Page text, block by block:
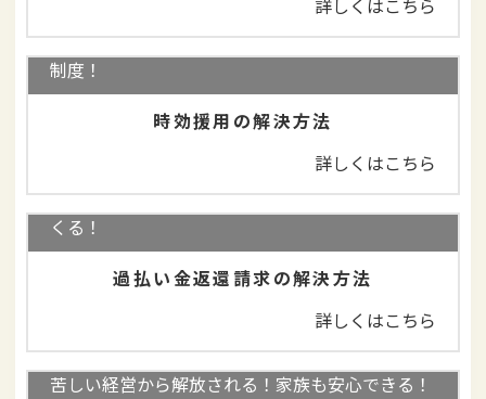
詳しくはこちら
借金を返済しなくてよいことがある！消滅時効の
制度！
時効援用の解決方法
詳しくはこちら
完済していても大丈夫！払いすぎた利息が返って
くる！
過払い金返還請求の解決方法
詳しくはこちら
苦しい経営から解放される！家族も安心できる！